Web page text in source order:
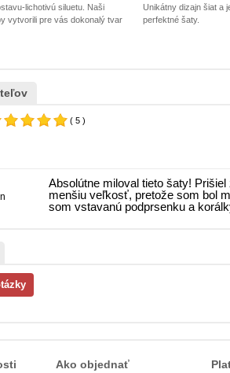
lichotivú siluetu. Naši
vytvorili pre vás dokonalý tvar
Unikátny dizajn šiat a
perfektné šaty.
( 5 )
Absolútne miloval tieto šaty!
menšiu veľkosť, pretože som bol
som vstavanú podprsenku a
Ako objednať